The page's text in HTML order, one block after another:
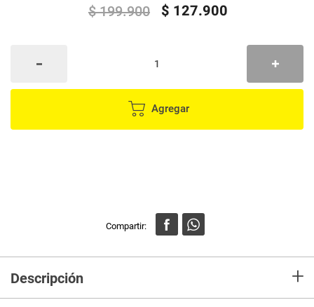
$ 199.900 $ 127.900
Agregar
Descripción +